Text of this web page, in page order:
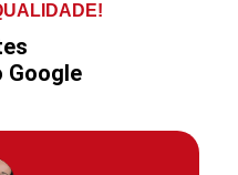
Google